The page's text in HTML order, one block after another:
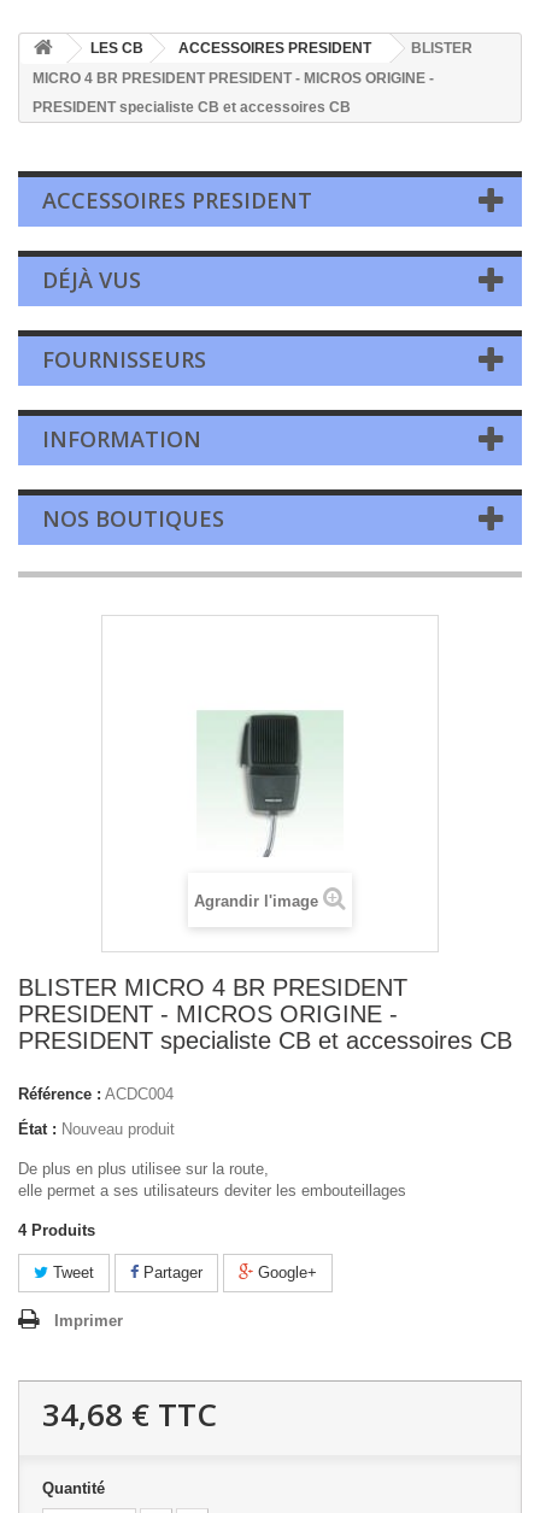
LES CB ACCESSOIRES PRESIDENT
BLISTER
MICRO 4 BR PRESIDENT PRESIDENT - MICROS ORIGINE -
PRESIDENT specialiste CB et accessoires CB
ACCESSOIRES PRESIDENT
DÉJÀ VUS
FOURNISSEURS
INFORMATION
NOS BOUTIQUES
Agrandir l'image
BLISTER MICRO 4 BR PRESIDENT
PRESIDENT - MICROS ORIGINE -
PRESIDENT specialiste CB et accessoires CB
Référence : ACDC004
État : Nouveau produit
De plus en plus utilisee sur la route,
elle permet a ses utilisateurs deviter les embouteillages
4 Produits
Tweet Partager Google+
Imprimer
34,68 € TTC
Quantité